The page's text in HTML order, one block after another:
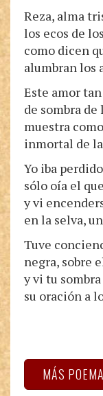
Reza, alma
los ecos de
como dicen
alumbran los
Este amor
de sombra
muestra
inmortal de
Yo iba
sólo oía el
y vi
en la selva,
Tuve
negra, sobre
y vi tu
su oración a
MÁS